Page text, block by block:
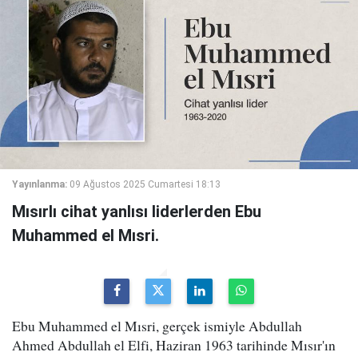
Yayınlanma: 09 Ağustos 2025 Cumartesi 18:13
Mısırlı cihat yanlısı liderlerden Ebu
Muhammed el Mısri.
Ebu Muhammed el Mısri, gerçek ismiyle Abdullah
Ahmed Abdullah el Elfi, Haziran 1963 tarihinde Mısır'ın